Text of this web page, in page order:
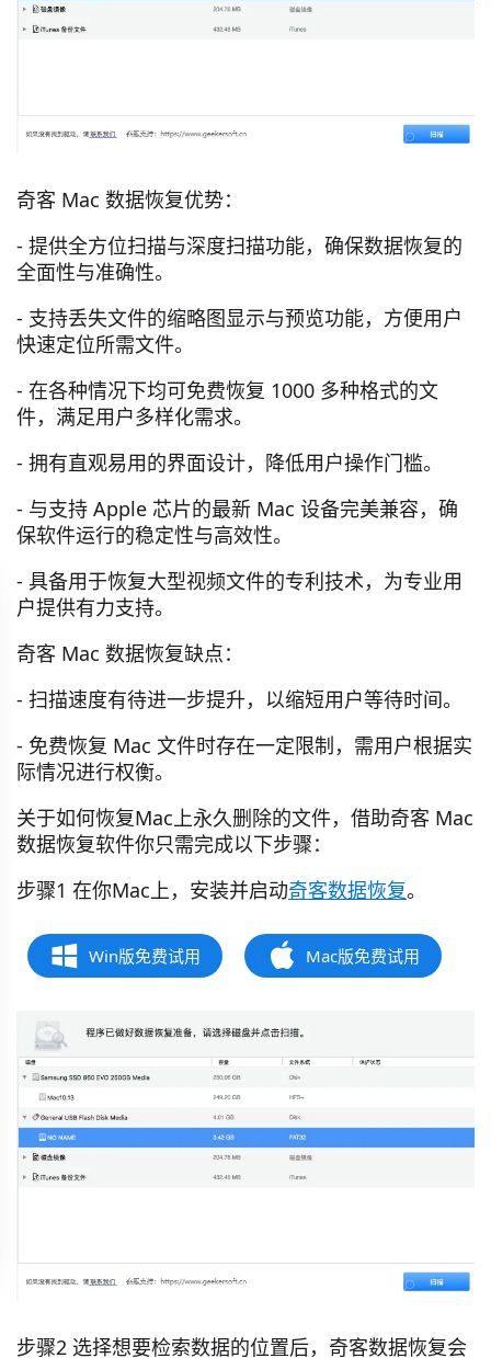
奇客 Mac 数据恢复优势：
- 提供全方位扫描与深度扫描功能，确保数据恢复的
全面性与准确性。
- 支持丢失文件的缩略图显示与预览功能，方便用户
快速定位所需文件。
- 在各种情况下均可免费恢复 1000 多种格式的文
件，满足用户多样化需求。
- 拥有直观易用的界面设计，降低用户操作门槛。
- 与支持 Apple 芯片的最新 Mac 设备完美兼容，确
保软件运行的稳定性与高效性。
- 具备用于恢复大型视频文件的专利技术，为专业用
户提供有力支持。
奇客 Mac 数据恢复缺点：
- 扫描速度有待进一步提升，以缩短用户等待时间。
- 免费恢复 Mac 文件时存在一定限制，需用户根据实
际情况进行权衡。
关于如何恢复Mac上永久删除的文件，借助奇客 Mac
数据恢复软件你只需完成以下步骤：
步骤1 在你Mac上，安装并启动奇客数据恢复。
Win版免费试用 Mac版免费试用
步骤2 选择想要检索数据的位置后，奇客数据恢复会